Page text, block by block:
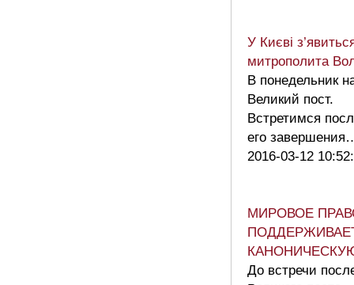
У Києві
митрополита
В понедельник
Великий пост.
Встретимся
его
2016-03-12
МИРОВОЕ
До встречи